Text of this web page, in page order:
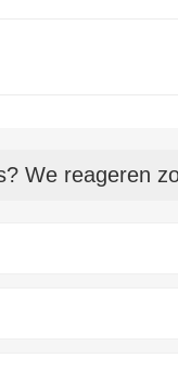
We reageren